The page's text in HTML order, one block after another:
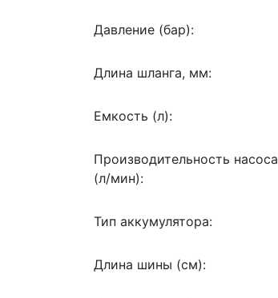
Давление (бар):
Длина шланга, мм:
Емкость (л):
Производительность насоса
(л/мин):
Тип аккумулятора:
Длина шины (см):